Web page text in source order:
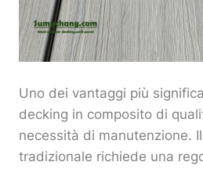
Uno dei vantaggi più
decking in composito di
necessità di manutenzione.
tradizionale richiede una